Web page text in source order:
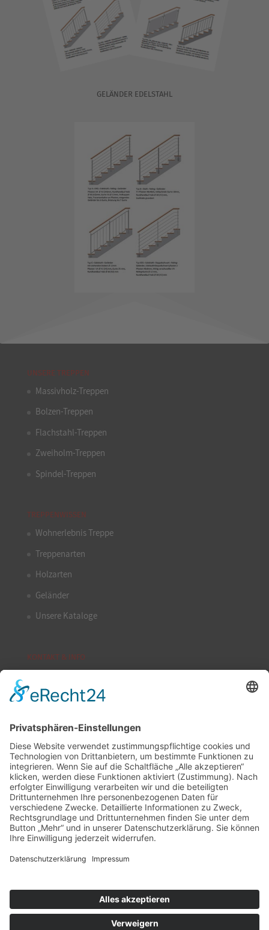
GELÄNDER EDELSTAHL
UNSERE TREPPEN
Massivholz-Treppen
Bolzen-Treppen
Flachstahl-Treppen
Zweiholm-Treppen
Spindel-Treppen
TREPPENWISSEN
Wohnerlebnis Treppe
Treppenarten
Holzarten
Geländer
Unsere Kataloge
KONTAKT & INFO
Datenschutz
ALFA-Treppen e.K.
Weinstraße Nord 22
D-67281 Kirchheim/Weinstr.
Telefon: (06359) 96 97 0